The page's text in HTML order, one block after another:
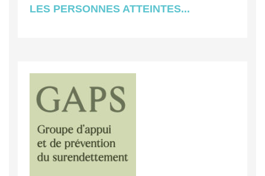
LES PERSONNES ATTEINTES...